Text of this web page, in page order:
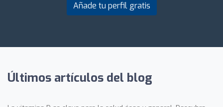
Añade tu perfil gratis
Últimos artículos del blog